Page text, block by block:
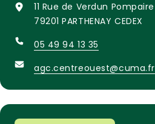
11 Rue de Verdun Pompaire
79201 PARTHENAY CEDEX
05 49 94 13 35
agc.centreouest@cuma.fr